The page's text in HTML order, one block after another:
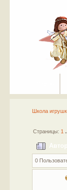
Школа
Страницы: 1
Автор
0